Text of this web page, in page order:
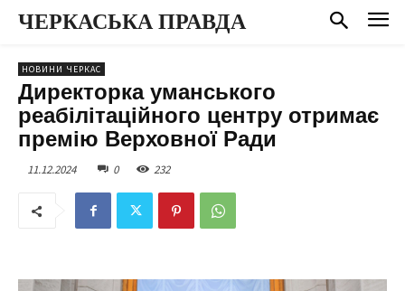
ЧЕРКАСЬКА ПРАВДА
НОВИНИ ЧЕРКАС
Директорка уманського
реабілітаційного центру отримає
премію Верховної Ради
11.12.2024 0 232